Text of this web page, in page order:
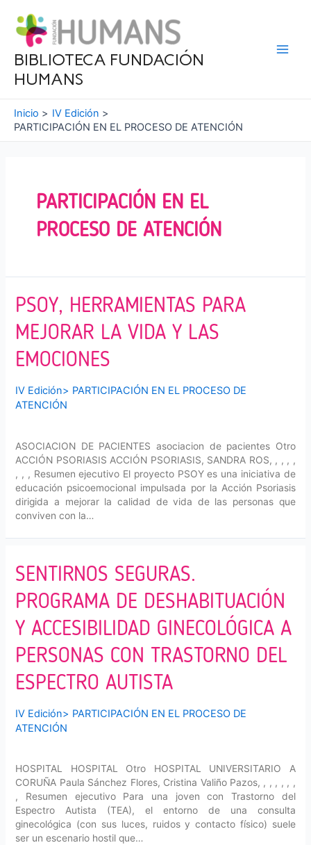
contenido
BIBLIOTECA FUNDACIÓN
HUMANS
Inicio
IV Edición
PARTICIPACIÓN EN EL PROCESO DE ATENCIÓN
PARTICIPACIÓN EN EL
PROCESO DE ATENCIÓN
PSOY, HERRAMIENTAS PARA
MEJORAR LA VIDA Y LAS
EMOCIONES
IV Edición> PARTICIPACIÓN EN EL PROCESO DE
ATENCIÓN
ASOCIACION DE PACIENTES asociacion de pacientes Otro
ACCIÓN PSORIASIS ACCIÓN PSORIASIS, SANDRA ROS, , , , ,
, , , Resumen ejecutivo El proyecto PSOY es una iniciativa de
educación psicoemocional impulsada por la Acción Psoriasis
dirigida a mejorar la calidad de vida de las personas que
conviven con la…
SENTIRNOS SEGURAS.
PROGRAMA DE DESHABITUACIÓN
Y ACCESIBILIDAD GINECOLÓGICA A
PERSONAS CON TRASTORNO DEL
ESPECTRO AUTISTA
IV Edición> PARTICIPACIÓN EN EL PROCESO DE
ATENCIÓN
HOSPITAL HOSPITAL Otro HOSPITAL UNIVERSITARIO A
CORUÑA Paula Sánchez Flores, Cristina Valiño Pazos, , , , , , ,
, Resumen ejecutivo Para una joven con Trastorno del
Espectro Autista (TEA), el entorno de una consulta
ginecológica (con sus luces, ruidos y contacto físico) suele
ser un escenario hostil que…